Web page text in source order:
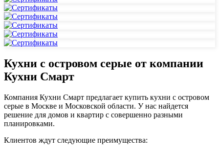
Кухни с островом серые от компании
Кухни Смарт
Компания Кухни Смарт предлагает купить кухни с островом
серые в Москве и Московской области. У нас найдется
решение для домов и квартир с совершенно разными
планировками.
Клиентов ждут следующие преимущества: